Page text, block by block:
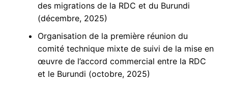
des migrations de la RDC et du Burundi
(décembre, 2025)
Organisation de la première réunion du
comité technique mixte de suivi de la mise en
œuvre de l’accord commercial entre la RDC
et le Burundi (octobre, 2025)